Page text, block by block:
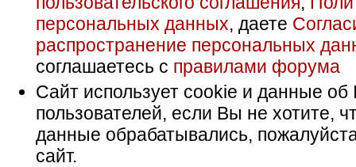
персональных данных, даете
распространение персональных
соглашаетесь с правилами форума
Сайт использует cookie и данные об
пользователей, если Вы не хотите,
данные обрабатывались,
сайт.